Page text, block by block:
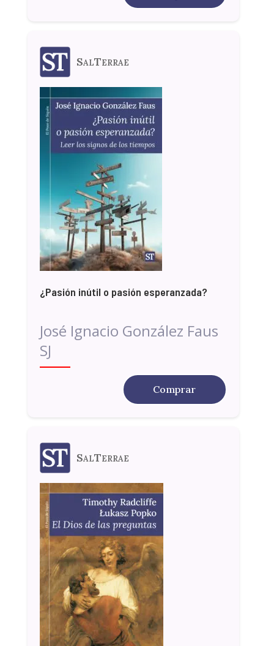
SalTerrae
¿Pasión inútil o pasión esperanzada?
José Ignacio González Faus
SJ
Comprar
SalTerrae